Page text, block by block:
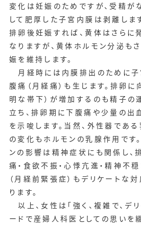
変化は妊娠のためですが、受精が
して肥厚した子宮内膜は剥離しま
排卵後妊娠すれば、黄体はさらに
なりますが、黄体ホルモン分泌も
娠を維持します。
月経時には内膜排出のために子
腹痛（月経痛）も生じます。排卵に
明な帯下）が増加するのも精子の
立ち、排卵期に下腹痛や少量の出
を示唆します。当然、外性器であ
の変化もホルモンの乳腺作用です
ンの影響は精神症状にも関係し、
痛・食欲不振・心悸亢進・精神不
（月経前緊張症）もデリケートな
ります。
以上、女性は「強く、複雑で、デ
ードで産婦人科医としての思いを